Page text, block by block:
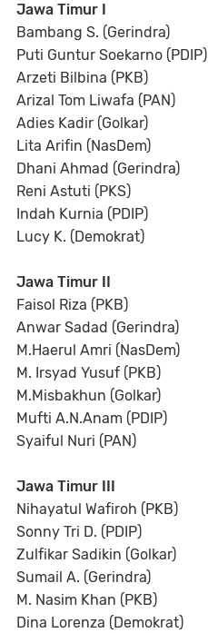
Jawa Timur I
Bambang S. (Gerindra)
Puti Guntur Soekarno (PDIP)
Arzeti Bilbina (PKB)
Arizal Tom Liwafa (PAN)
Adies Kadir (Golkar)
Lita Arifin (NasDem)
Dhani Ahmad (Gerindra)
Reni Astuti (PKS)
Indah Kurnia (PDIP)
Lucy K. (Demokrat)
Jawa Timur II
Faisol Riza (PKB)
Anwar Sadad (Gerindra)
M.Haerul Amri (NasDem)
M. Irsyad Yusuf (PKB)
M.Misbakhun (Golkar)
Mufti A.N.Anam (PDIP)
Syaiful Nuri (PAN)
Jawa Timur III
Nihayatul Wafiroh (PKB)
Sonny Tri D. (PDIP)
Zulfikar Sadikin (Golkar)
Sumail A. (Gerindra)
M. Nasim Khan (PKB)
Dina Lorenza (Demokrat)